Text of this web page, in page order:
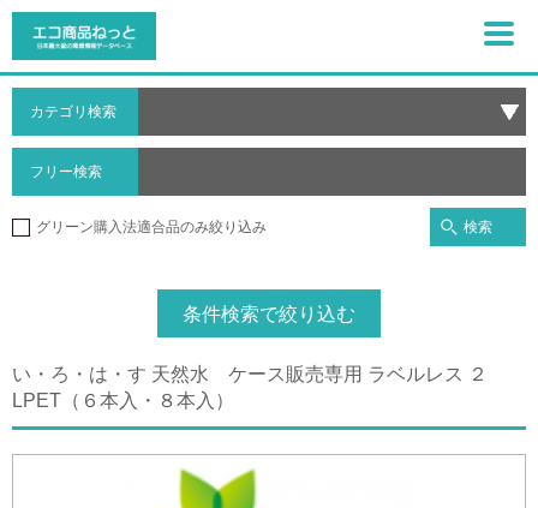
カテゴリ検索
フリー検索
グリーン購入法適合品のみ絞り込み 検索
条件検索で絞り込む
い・ろ・は・す 天然水 ケース販売専用 ラベルレス ２
LPET（６本入・８本入）